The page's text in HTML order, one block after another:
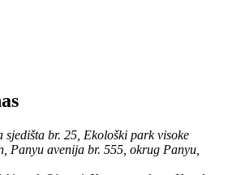
sjedišta br. 25, Ekološki park visoke
Panyu avenija br. 555, okrug Panyu,